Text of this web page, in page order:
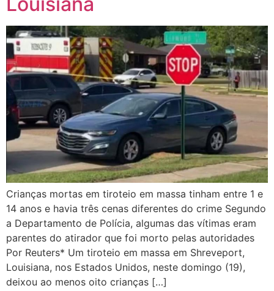
Crianças mortas em tiroteio em massa tinham entre 1 e
14 anos e havia três cenas diferentes do crime Segundo
a Departamento de Polícia, algumas das vítimas eram
parentes do atirador que foi morto pelas autoridades
Por Reuters* Um tiroteio em massa em Shreveport,
Louisiana, nos Estados Unidos, neste domingo (19),
deixou ao menos oito crianças […]